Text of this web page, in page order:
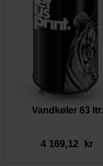
Vandkøler 63 ltr.
4 169,12 kr